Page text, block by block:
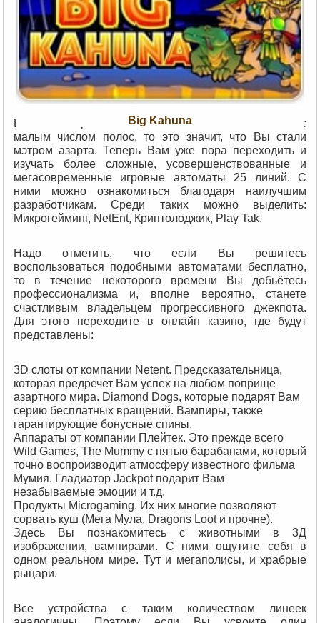
Big Kahuna
Если Вам приелись обычныеклассические слоты
с
малым числом полос, то это значит, что Вы стали
мэтром азарта. Теперь Вам уже пора переходить и
изучать более сложные, усовершенствованные и
мегасовременные игровые автоматы 25 линий. С
ними можно ознакомиться благодаря наилучшим
разработчикам. Среди таких можно выделить:
Микрогейминг, NetEnt, Криптолоджик, Play Tak.
Надо отметить, что если Вы решитесь
воспользоваться подобными автоматами бесплатно,
то в течение некоторого времени Вы добьётесь
профессионализма и, вполне вероятно, станете
счастливым владельцем прогрессивного джекпота.
Для этого переходите в онлайн казино, где будут
представлены:
3D слоты от компании Netent. Предсказательница,
которая предречет Вам успех на любом поприще
азартного мира. Diamond Dogs, которые подарят Вам
серию бесплатных вращений. Вампиры, также
гарантирующие бонусные спины.
Аппараты от компании Плейтек. Это прежде всего
Wild Games, The Mummy с пятью барабанами, который
точно воспроизводит атмосферу известного фильма
Мумия. Гладиатор Jackpot подарит Вам
незабываемые эмоции и т.д.
Продукты Microgaming. Их них многие позволяют
сорвать куш (Мега Мула, Dragons Loot и прочне).
Здесь Вы познакомитесь с животными в 3Д
изображении, вампирами. С ними ощутите себя в
одном реальном мире. Тут и мегаполисы, и храбрые
рыцари.
Все устройства с таким количеством линеек